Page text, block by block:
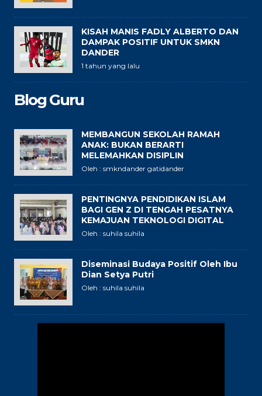
KISAH MANIS FADLY ALBERTO DAN
DAMPAK POSITIF UNTUK SMKN
DANDER
1 tahun yang lalu
Blog Guru
MEMBANGUN SEKOLAH RAMAH
ANAK: BUKAN BERARTI
MELEMAHKAN DISIPLIN
Oleh : smkndander gatidander
PENTINGNYA PENDIDIKAN ISLAM
BAGI GEN Z DI TENGAH PESATNYA
KEMAJUAN TEKNOLOGI DIGITAL
Oleh : suhila suhila
Diseminasi Budaya Positif Oleh Ibu
Dian Setya Putri
Oleh : suhila suhila